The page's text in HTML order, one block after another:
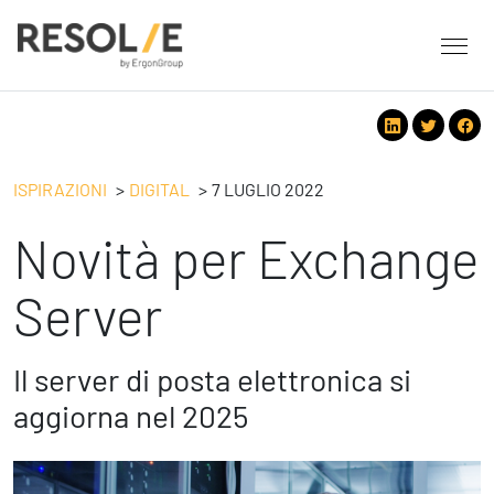
Servizi
People
Strategy
Future
Operation
Safety
Tecnologie
Eventi
Ispirazioni
Formazione
Contatti
People
Leadership
Benessere Organizzativo & Sostenibile
Performance Management
Strategy
Change Management
People & Process
ISPIRAZIONI DIGITAL 7 LUGLIO 2022
Novità per Exchange
Server
Il server di posta elettronica si
aggiorna nel 2025